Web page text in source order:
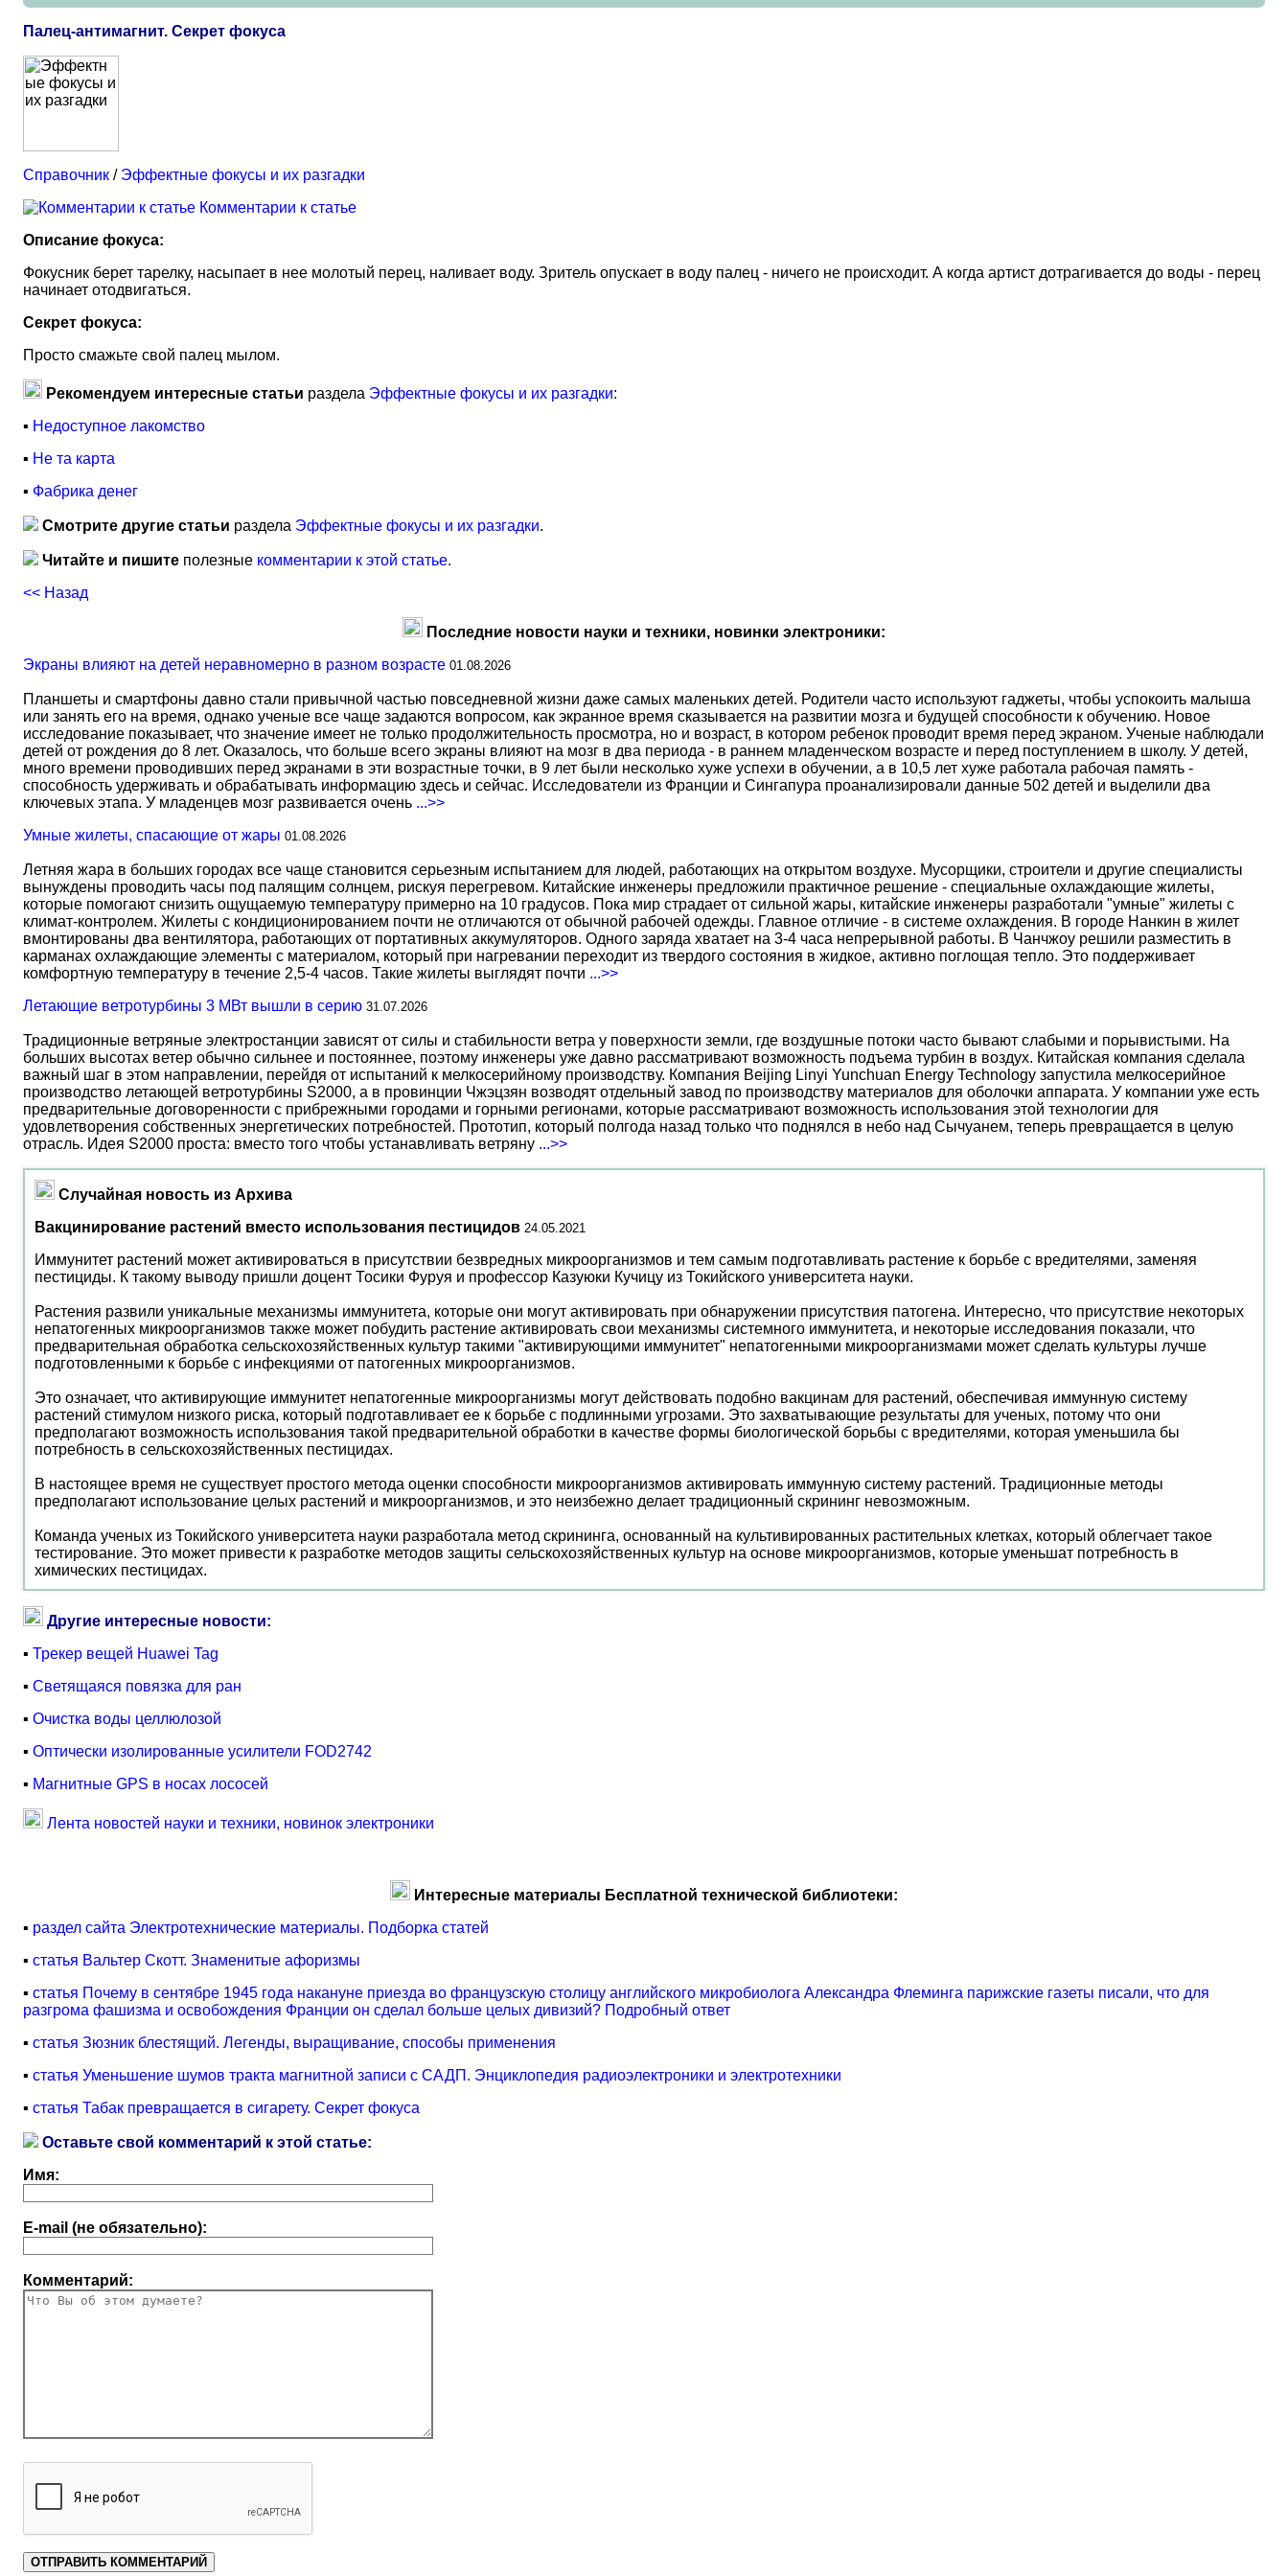
Палец-антимагнит. Секрет фокуса
Справочник / Эффектные фокусы и их разгадки
Комментарии к статье
Описание фокуса:
Фокусник берет тарелку, насыпает в нее молотый перец, наливает воду. Зритель опускает в воду палец - ничего не происходит. А когда артист дотрагивается до воды - перец
начинает отодвигаться.
Секрет фокуса:
Просто смажьте свой палец мылом.
Рекомендуем интересные статьи раздела Эффектные фокусы и их разгадки:
▪ Недоступное лакомство
▪ Не та карта
▪ Фабрика денег
Смотрите другие статьи раздела Эффектные фокусы и их разгадки.
Читайте и пишите полезные комментарии к этой статье.
<< Назад
Последние новости науки и техники, новинки электроники:
Экраны влияют на детей неравномерно в разном возрасте 01.08.2026
Планшеты и смартфоны давно стали привычной частью повседневной жизни даже самых маленьких детей. Родители часто используют гаджеты, чтобы успокоить малыша
или занять его на время, однако ученые все чаще задаются вопросом, как экранное время сказывается на развитии мозга и будущей способности к обучению. Новое
исследование показывает, что значение имеет не только продолжительность просмотра, но и возраст, в котором ребенок проводит время перед экраном. Ученые наблюдали
детей от рождения до 8 лет. Оказалось, что больше всего экраны влияют на мозг в два периода - в раннем младенческом возрасте и перед поступлением в школу. У детей,
много времени проводивших перед экранами в эти возрастные точки, в 9 лет были несколько хуже успехи в обучении, а в 10,5 лет хуже работала рабочая память -
способность удерживать и обрабатывать информацию здесь и сейчас. Исследователи из Франции и Сингапура проанализировали данные 502 детей и выделили два
ключевых этапа. У младенцев мозг развивается очень ...>>
Умные жилеты, спасающие от жары 01.08.2026
Летняя жара в больших городах все чаще становится серьезным испытанием для людей, работающих на открытом воздухе. Мусорщики, строители и другие специалисты
вынуждены проводить часы под палящим солнцем, рискуя перегревом. Китайские инженеры предложили практичное решение - специальные охлаждающие жилеты,
которые помогают снизить ощущаемую температуру примерно на 10 градусов. Пока мир страдает от сильной жары, китайские инженеры разработали "умные" жилеты с
климат-контролем. Жилеты с кондиционированием почти не отличаются от обычной рабочей одежды. Главное отличие - в системе охлаждения. В городе Нанкин в жилет
вмонтированы два вентилятора, работающих от портативных аккумуляторов. Одного заряда хватает на 3-4 часа непрерывной работы. В Чанчжоу решили разместить в
карманах охлаждающие элементы с материалом, который при нагревании переходит из твердого состояния в жидкое, активно поглощая тепло. Это поддерживает
комфортную температуру в течение 2,5-4 часов. Такие жилеты выглядят почти ...>>
Летающие ветротурбины 3 МВт вышли в серию 31.07.2026
Традиционные ветряные электростанции зависят от силы и стабильности ветра у поверхности земли, где воздушные потоки часто бывают слабыми и порывистыми. На
больших высотах ветер обычно сильнее и постояннее, поэтому инженеры уже давно рассматривают возможность подъема турбин в воздух. Китайская компания сделала
важный шаг в этом направлении, перейдя от испытаний к мелкосерийному производству. Компания Beijing Linyi Yunchuan Energy Technology запустила мелкосерийное
производство летающей ветротурбины S2000, а в провинции Чжэцзян возводят отдельный завод по производству материалов для оболочки аппарата. У компании уже есть
предварительные договоренности с прибрежными городами и горными регионами, которые рассматривают возможность использования этой технологии для
удовлетворения собственных энергетических потребностей. Прототип, который полгода назад только что поднялся в небо над Сычуанем, теперь превращается в целую
отрасль. Идея S2000 проста: вместо того чтобы устанавливать ветряну ...>>
Случайная новость из Архива
Вакцинирование растений вместо использования пестицидов 24.05.2021
Иммунитет растений может активироваться в присутствии безвредных микроорганизмов и тем самым подготавливать растение к борьбе с вредителями, заменяя
пестициды. К такому выводу пришли доцент Тосики Фуруя и профессор Казуюки Кучицу из Токийского университета науки.
Растения развили уникальные механизмы иммунитета, которые они могут активировать при обнаружении присутствия патогена. Интересно, что присутствие некоторых
непатогенных микроорганизмов также может побудить растение активировать свои механизмы системного иммунитета, и некоторые исследования показали, что
предварительная обработка сельскохозяйственных культур такими "активирующими иммунитет" непатогенными микроорганизмами может сделать культуры лучше
подготовленными к борьбе с инфекциями от патогенных микроорганизмов.
Это означает, что активирующие иммунитет непатогенные микроорганизмы могут действовать подобно вакцинам для растений, обеспечивая иммунную систему
растений стимулом низкого риска, который подготавливает ее к борьбе с подлинными угрозами. Это захватывающие результаты для ученых, потому что они
предполагают возможность использования такой предварительной обработки в качестве формы биологической борьбы с вредителями, которая уменьшила бы
потребность в сельскохозяйственных пестицидах.
В настоящее время не существует простого метода оценки способности микроорганизмов активировать иммунную систему растений. Традиционные методы
предполагают использование целых растений и микроорганизмов, и это неизбежно делает традиционный скрининг невозможным.
Команда ученых из Токийского университета науки разработала метод скрининга, основанный на культивированных растительных клетках, который облегчает такое
тестирование. Это может привести к разработке методов защиты сельскохозяйственных культур на основе микроорганизмов, которые уменьшат потребность в
химических пестицидах.
Другие интересные новости:
▪ Трекер вещей Huawei Tag
▪ Светящаяся повязка для ран
▪ Очистка воды целлюлозой
▪ Оптически изолированные усилители FOD2742
▪ Магнитные GPS в носах лососей
Лента новостей науки и техники, новинок электроники
Интересные материалы Бесплатной технической библиотеки:
▪ раздел сайта Электротехнические материалы. Подборка статей
▪ статья Вальтер Скотт. Знаменитые афоризмы
▪ статья Почему в сентябре 1945 года накануне приезда во французскую столицу английского микробиолога Александра Флеминга парижские газеты писали, что для
разгрома фашизма и освобождения Франции он сделал больше целых дивизий? Подробный ответ
▪ статья Зюзник блестящий. Легенды, выращивание, способы применения
▪ статья Уменьшение шумов тракта магнитной записи с САДП. Энциклопедия радиоэлектроники и электротехники
▪ статья Табак превращается в сигарету. Секрет фокуса
Оставьте свой комментарий к этой статье:
Имя:
E-mail (не обязательно):
Комментарий: